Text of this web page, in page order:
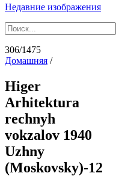
Недавние изображения
306/1475
Домашняя /
Higer
Arhitektura
rechnyh
vokzalov 1940
Uzhny
(Moskovsky)-12